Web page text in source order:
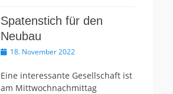
Spatenstich für den
Neubau
Veröffentlicht
18. November 2022
Eine interessante Gesellschaft ist
am Mittwochnachmittag